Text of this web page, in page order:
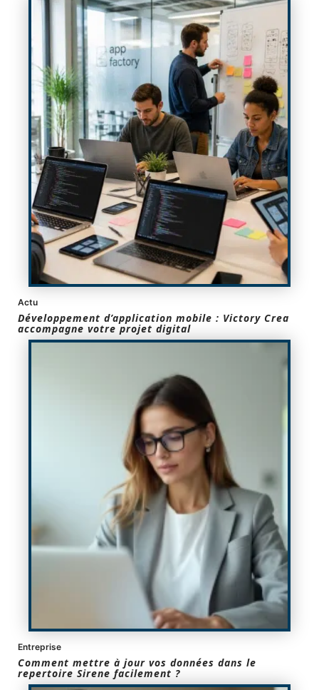
Actu
Développement d’application mobile : Victory Crea
accompagne votre projet digital
Entreprise
Comment mettre à jour vos données dans le
repertoire Sirene facilement ?